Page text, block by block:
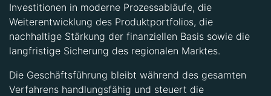
Investitionen in moderne Prozessabläufe, die
Weiterentwicklung des Produktportfolios, die
nachhaltige Stärkung der finanziellen Basis sowie die
langfristige Sicherung des regionalen Marktes.
Die Geschäftsführung bleibt während des gesamten
Verfahrens handlungsfähig und steuert die